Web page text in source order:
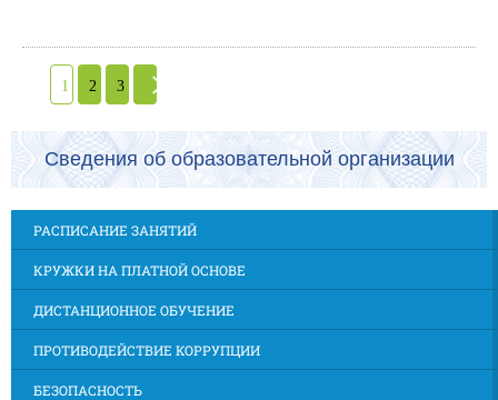
1 2 3
Сведения об образовательной организации
РАСПИСАНИЕ ЗАНЯТИЙ
КРУЖКИ НА ПЛАТНОЙ ОСНОВЕ
ДИСТАНЦИОННОЕ ОБУЧЕНИЕ
ПРОТИВОДЕЙСТВИЕ КОРРУПЦИИ
БЕЗОПАСНОСТЬ